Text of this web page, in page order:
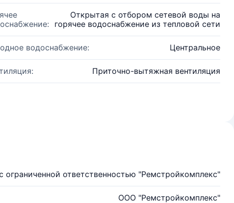
Открытая с отбором сетевой воды на
горячее водоснабжение из тепловой сети
водоснабжение: Центральное
Приточно-вытяжная вентиляция
ограниченной ответственностью "Ремстройкомплекс"
ООО "Ремстройкомплекс"